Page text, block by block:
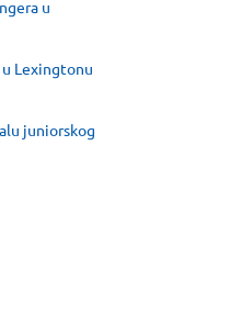
u
Lexingtonu
juniorskog